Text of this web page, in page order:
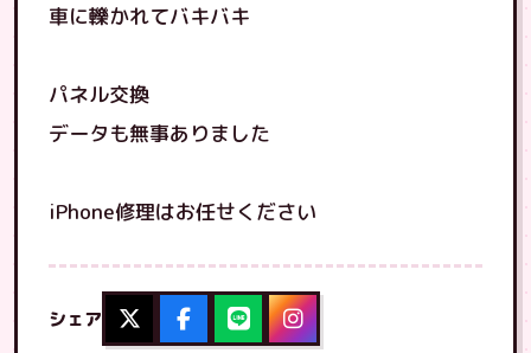
車に轢かれてバキバキ
パネル交換
データも無事ありました
iPhone修理はお任せください
シェア